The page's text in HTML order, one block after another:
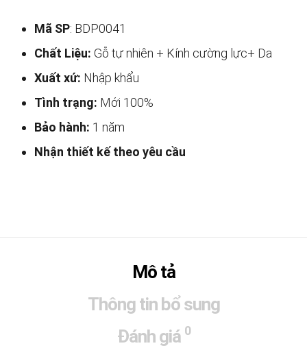
Mã SP: BDP0041
Chất Liệu: Gỗ tự nhiên + Kính cường lực+ Da
Xuất xứ: Nhập khẩu
Tình trạng: Mới 100%
Bảo hành: 1 năm
Nhận thiết kế theo yêu cầu
Mô tả
Thông tin bổ sung
Đánh giá 0